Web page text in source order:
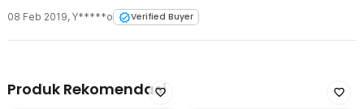
????????????????????
08 Feb 2019, Y*****o Verified Buyer
Produk Rekomendasi